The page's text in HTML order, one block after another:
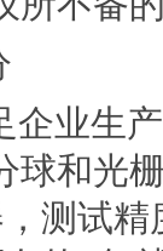
企业生
球和光
测试